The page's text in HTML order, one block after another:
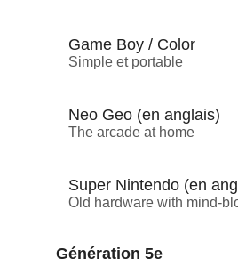
Game Boy / Color
Simple et portable
Neo Geo (en anglais)
The arcade at home
Super Nintendo (en
Old hardware with mind-
Génération 5e